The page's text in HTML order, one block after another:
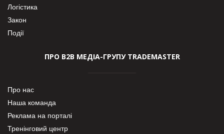
Логістика
Закон
Події
ПРО В2В МЕДІА-ГРУПУ TRADEMASTER
Про нас
Наша команда
Реклама на порталі
Тренінговий центр